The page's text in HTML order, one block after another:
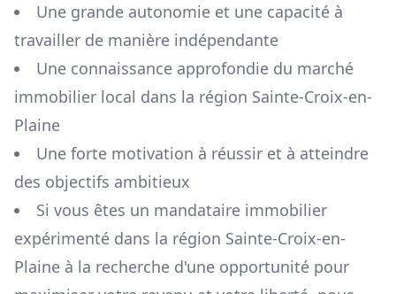
Une grande autonomie et une capacité à
travailler de manière indépendante
Une connaissance approfondie du marché
immobilier local dans la région Sainte-Croix-en-
Plaine
Une forte motivation à réussir et à atteindre
des objectifs ambitieux
Si vous êtes un mandataire immobilier
expérimenté dans la région Sainte-Croix-en-
Plaine à la recherche d'une opportunité pour